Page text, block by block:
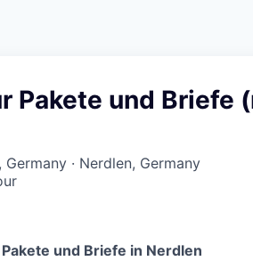
Pakete und Briefe
· Nerdlen, Germany
und Briefe in Nerdlen